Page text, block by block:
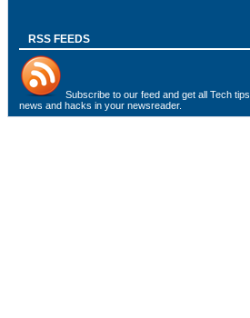
RSS FEEDS
Subscribe to our feed and get all Tech tips,
news and hacks in your newsreader.